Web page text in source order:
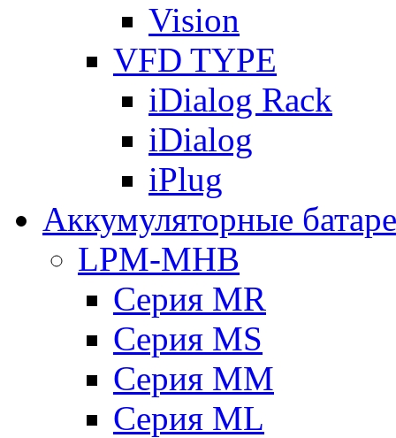
Vision
VFD TYPE
iDialog Rack
iDialog
iPlug
Аккумуляторные
LPM-MHB
Серия MR
Серия MS
Серия MM
Серия ML